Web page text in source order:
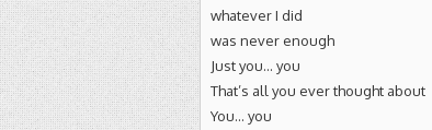
whatever I did
was never enough
Just you… you
That’s all you ever thought about
You… you